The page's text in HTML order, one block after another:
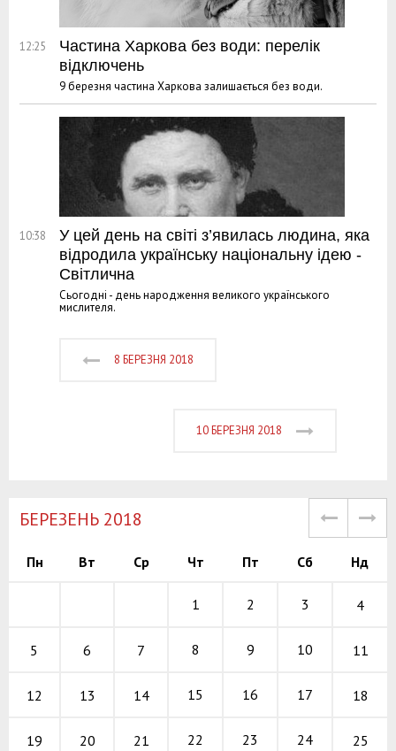
12:25
Частина Харкова без води: перелік
відключень
9 березня частина Харкова залишається без води.
10:38
У цей день на світі з’явилась людина, яка
відродила українську національну ідею -
Світлична
Сьогодні - день народження великого українського
мислителя.
8 БЕРЕЗНЯ 2018
10 БЕРЕЗНЯ 2018
БЕРЕЗЕНЬ 2018
Пн Вт Ср Чт Пт Сб Нд
1 2 3 4
5 6 7 8 9 10 11
12 13 14 15 16 17 18
19 20 21 22 23 24 25